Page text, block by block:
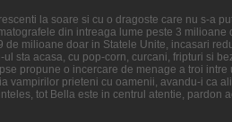
la soare si cu o dragoste care nu s-a
din intreaga lume peste 3
milioane doar in Statele Unite, incasari
sta acasa, cu pop-corn, curcani, fripturi si
propune o incercare de menage a troi
vampirilor prieteni cu oamenii, avandu-i ca
tot Bella este in centrul atentie, pardon